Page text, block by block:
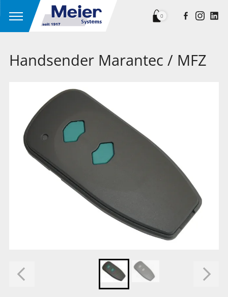
0
Handsender Marantec / MFZ